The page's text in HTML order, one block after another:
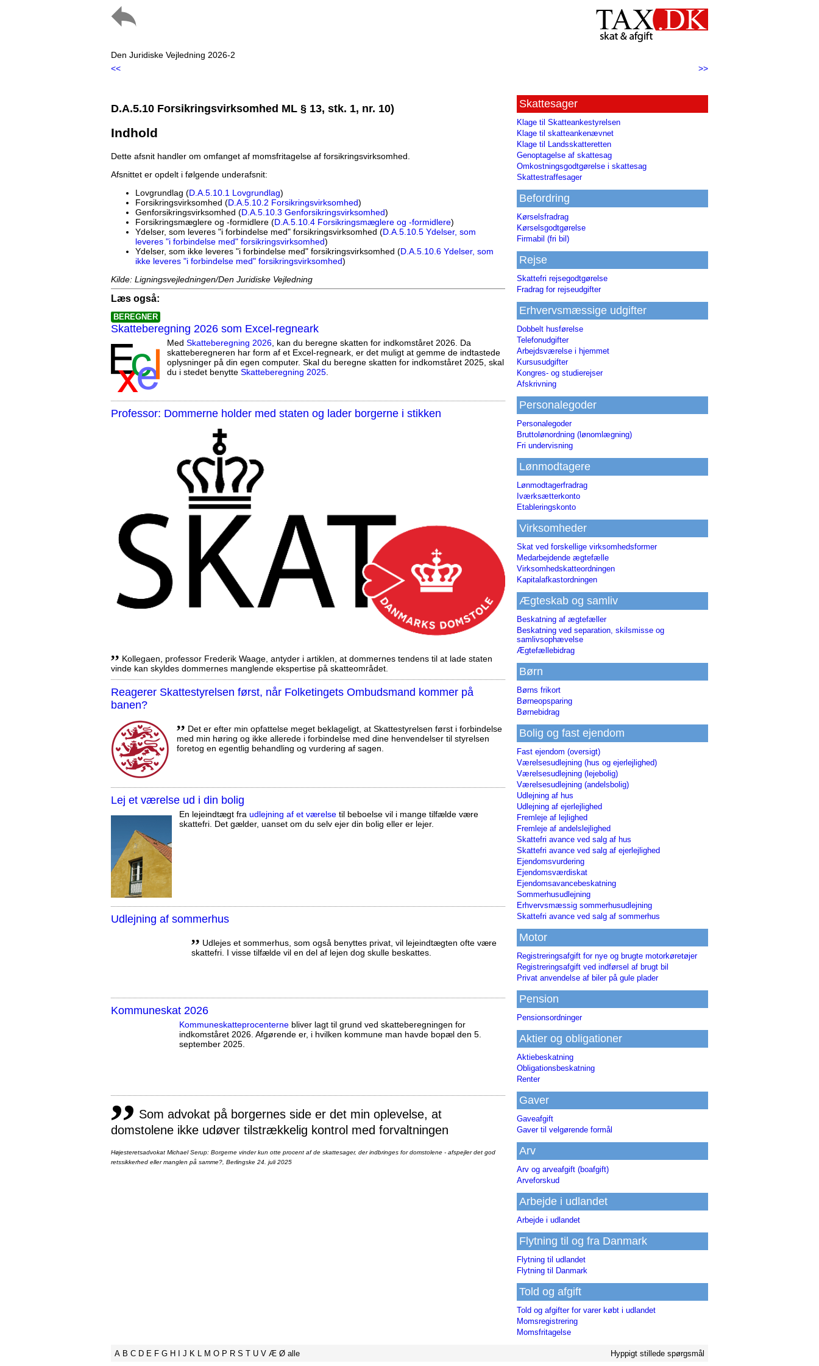
Den Juridiske Vejledning 2026-2
<<
>>
D.A.5.10 Forsikringsvirksomhed ML § 13, stk. 1, nr. 10)
Indhold
Dette afsnit handler om omfanget af momsfritagelse af forsikringsvirksomhed.
Afsnittet er opdelt i følgende underafsnit:
Lovgrundlag (D.A.5.10.1 Lovgrundlag)
Forsikringsvirksomhed (D.A.5.10.2 Forsikringsvirksomhed)
Genforsikringsvirksomhed (D.A.5.10.3 Genforsikringsvirksomhed)
Forsikringsmæglere og -formidlere (D.A.5.10.4 Forsikringsmæglere og -formidlere)
Ydelser, som leveres "i forbindelse med" forsikringsvirksomhed (D.A.5.10.5 Ydelser, som
leveres "i forbindelse med" forsikringsvirksomhed)
Ydelser, som ikke leveres "i forbindelse med" forsikringsvirksomhed (D.A.5.10.6 Ydelser, som
ikke leveres "i forbindelse med" forsikringsvirksomhed)
Kilde: Ligningsvejledningen/Den Juridiske Vejledning
Læs også:
BEREGNER
Skatteberegning 2026 som Excel-regneark
Med Skatteberegning 2026 , kan du beregne skatten for indkomståret 2026. Da
skatteberegneren har form af et Excel-regneark, er det muligt at gemme de indtastede
oplysninger på din egen computer. Skal du beregne skatten for indkomståret 2025, skal
du i stedet benytte Skatteberegning 2025
Professor: Dommerne holder med staten og lader borgerne i stikken
,, Kollegaen, professor Frederik Waage, antyder i artiklen, at dommernes tendens til at lade staten
vinde kan skyldes dommernes manglende ekspertise på skatteområdet.
Reagerer Skattestyrelsen først, når Folketingets Ombudsmand kommer på
banen?
,, Det er efter min opfattelse meget beklageligt, at Skattestyrelsen først i forbindelse
med min høring og ikke allerede i forbindelse med dine henvendelser til styrelsen
foretog en egentlig behandling og vurdering af sagen.
Lej et værelse ud i din bolig
En lejeindtægt fra udlejning af et værelse til beboelse vil i mange tilfælde være
skattefri. Det gælder, uanset om du selv ejer din bolig eller er lejer.
Udlejning af sommerhus
,, Udlejes et sommerhus, som også benyttes privat, vil lejeindtægten ofte være
skattefri. I visse tilfælde vil en del af lejen dog skulle beskattes.
Kommuneskat 2026
Kommuneskatte­procenterne bliver lagt til grund ved skatteberegningen for
indkomståret 2026. Afgørende er, i hvilken kommune man havde bopæl den 5.
september 2025.
,, Som advokat på borgernes side er det min oplevelse, at
domstolene ikke udøver tilstrækkelig kontrol med forvaltningen
Højesteretsadvokat Michael Serup: Borgerne vinder kun otte procent af de skattesager, der indbringes for domstolene - afspejler det god
retssikkerhed eller manglen på samme?, Berlingske 24. juli 2025
Skattesager
Klage til Skatteankestyrelsen
Klage til skatteankenævnet
Klage til Landsskatteretten
Genoptagelse af skattesag
Omkostningsgodtgørelse i skattesag
Skattestraffesager
Befordring
Kørselsfradrag
Kørselsgodtgørelse
Firmabil (fri bil)
Rejse
Skattefri rejsegodtgørelse
Fradrag for rejseudgifter
Erhvervsmæssige udgifter
Dobbelt husførelse
Telefonudgifter
Arbejdsværelse i hjemmet
Kursusudgifter
Kongres- og studierejser
Afskrivning
Personalegoder
Personalegoder
Bruttolønordning (lønomlægning)
Fri undervisning
Lønmodtagere
Lønmodtagerfradrag
Iværksætterkonto
Etableringskonto
Virksomheder
Skat ved forskellige virksomhedsformer
Medarbejdende ægtefælle
Virksomhedskatteordningen
Kapitalafkastordningen
Ægteskab og samliv
Beskatning af ægtefæller
Beskatning ved separation, skilsmisse og
samlivsophævelse
Ægtefællebidrag
Børn
Børns frikort
Børneopsparing
Børnebidrag
Bolig og fast ejendom
Fast ejendom (oversigt)
Værelsesudlejning (hus og ejerlejlighed)
Værelsesudlejning (lejebolig)
Værelsesudlejning (andelsbolig)
Udlejning af hus
Udlejning af ejerlejlighed
Fremleje af lejlighed
Fremleje af andelslejlighed
Skattefri avance ved salg af hus
Skattefri avance ved salg af ejerlejlighed
Ejendomsvurdering
Ejendomsværdiskat
Ejendomsavancebeskatning
Sommerhusudlejning
Erhvervsmæssig sommerhusudlejning
Skattefri avance ved salg af sommerhus
Motor
Registreringsafgift for nye og brugte motorkøretøjer
Registreringsafgift ved indførsel af brugt bil
Privat anvendelse af biler på gule plader
Pension
Pensionsordninger
Aktier og obligationer
Aktiebeskatning
Obligationsbeskatning
Renter
Gaver
Gaveafgift
Gaver til velgørende formål
Arv
Arv og arveafgift (boafgift)
Arveforskud
Arbejde i udlandet
Arbejde i udlandet
Flytning til og fra Danmark
Flytning til udlandet
Flytning til Danmark
Told og afgift
Told og afgifter for varer købt i udlandet
Momsregistrering
Momsfritagelse
A B C D E F G H J K L M O P R S T U V Æ Ø alle Hyppigt stillede spørgsmål